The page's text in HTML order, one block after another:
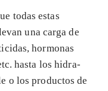
todas estas
una carga de
hormonas
hasta los hidra-
o los productos de